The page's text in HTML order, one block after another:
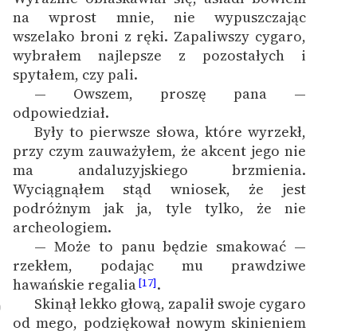
na wprost mnie, nie wypuszczając
wszelako broni z ręki. Zapaliwszy cygaro,
wybrałem najlepsze z pozostałych i
spytałem, czy pali.
— Owszem, proszę pana —
odpowiedział.
Były to pierwsze słowa, które wyrzekł,
przy czym zauważyłem, że akcent jego nie
ma andaluzyjskiego brzmienia.
Wyciągnąłem stąd wniosek, że jest
podróżnym jak ja, tyle tylko, że nie
archeologiem.
— Może to panu będzie smakować —
rzekłem, podając mu prawdziwe
hawańskie regalia[17].
Skinął lekko głową, zapalił swoje cygaro
od mego, podziękował nowym skinieniem